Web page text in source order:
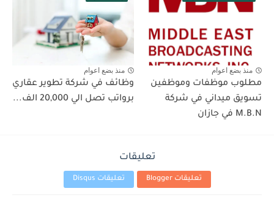
منذ بضع اعوام
مطلوب موظفات وموظفين
تسويق ميداني في شركة
M.B.N في جازان
منذ بضع اعوام
وظائف في شركة تطوير عقاري
برواتب تصل الي 20,000 الف...
تعليقات
تعليقات Blogger تعليقات Disqus